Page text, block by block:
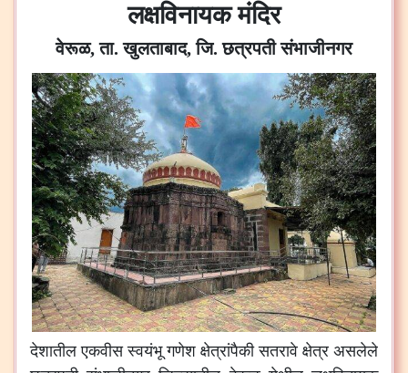
लक्षविनायक मंदिर
वेरूळ, ता. खुलताबाद, जि. छत्रपती संभाजीनगर
देशातील एकवीस स्वयंभू गणेश क्षेत्रांपैकी सतरावे क्षेत्र असलेले